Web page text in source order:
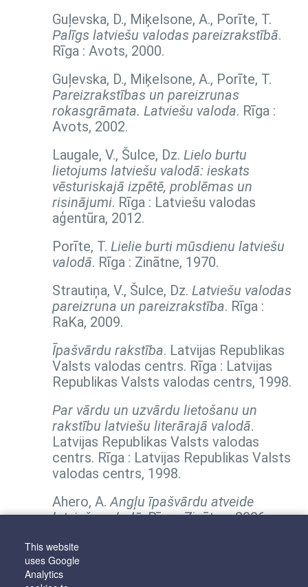
Guļevska, D., Miķelsone, A., Porīte, T.
Palīgs latviešu valodas pareizrakstībā.
Rīga : Avots, 2000.
Guļevska, D., Miķelsone, A., Porīte, T.
Pareizrakstības un pareizrunas
rokasgrāmata. Latviešu valoda. Rīga :
Avots, 2002.
Laugale, V., Šulce, Dz. Lielo burtu
lietojums latviešu valodā: ieskats
vēsturiskajā izpētē, problēmas un
risinājumi. Rīga : Latviešu valodas
aģentūra, 2012.
Porīte, T. Lielie burti mūsdienu latviešu
valodā. Rīga : Zinātne, 1970.
Strautiņa, V., Šulce, Dz. Latviešu valodas
pareizruna un pareizrakstība. Rīga :
RaKa, 2009.
Īpašvārdu rakstība. Latvijas Republikas
Valsts valodas centrs. Rīga : Latvijas
Republikas Valsts valodas centrs, 1998.
Par vārdu un uzvārdu lietošanu un
rakstību latviešu literārajā valodā.
Latvijas Republikas Valsts valodas
centrs. Rīga : Latvijas Republikas Valsts
valodas centrs, 1998.
Ahero, A.Angļu īpašvārdu atveide
latviešu valodā. Rīga : Zinātne, 2006.
Bankava, B.
latviešu valodā
This website
uses Google
Analytics